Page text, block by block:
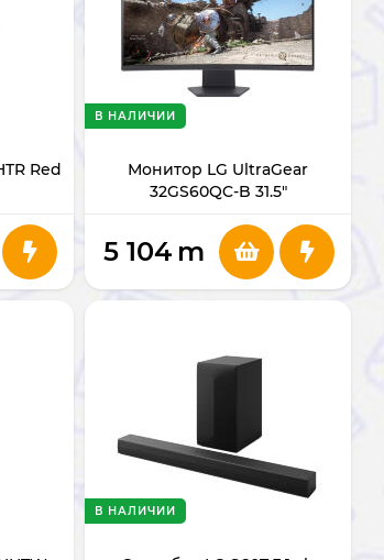
Red
Монитор LG UltraGear
32GS60QC-B 31.5"
В НАЛИЧИИ
5 104 m
В НАЛИЧИИ